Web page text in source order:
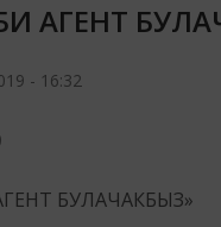
АГЕНТ
- 16:32